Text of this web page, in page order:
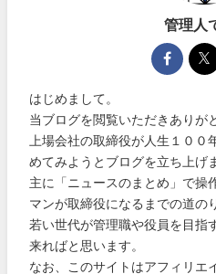
管理人
はじめまして。
当ブログを閲覧いただきありが
上場会社の取締役が人生１００
めてみようとブログを立ち上げ
主に「ニュースのまとめ」で操
マンが取締役になるまでの道の
若い世代が管理職や役員を目指
来ればと思います。
なお、このサイトはアフィリエ